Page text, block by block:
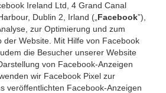
Ireland Ltd, 4 Grand Canal
Dublin 2, Irland („ Facebook”),
zur Optimierung und zum
der Website. Mit Hilfe von Facebook
die Besucher unserer Website
von Facebook-Anzeigen
wir Facebook Pixel zur
veröffentlichten Facebook-Anzeigen